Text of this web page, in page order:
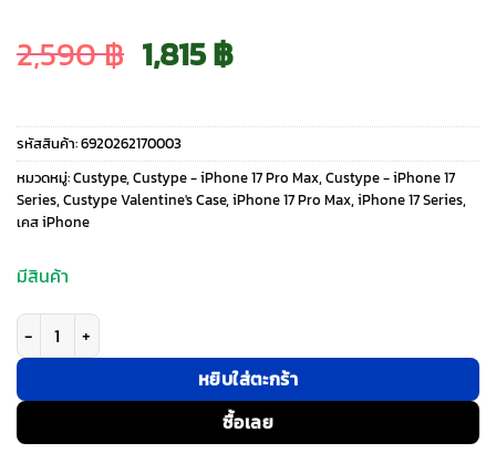
2,590฿ Original
price
was:
1,815฿Current
price
is:
รหัสสินค้า:6920262170003
หมวดหมู่:Custype, Custype - iPhone 17 Pro Max, Custype - iPhone 17
Series, Custype Valentine's Case, iPhone 17 Pro Max, iPhone 17 Series,
เคส iPhone
มีสินค้า
จำนวน Custype รุ่น Lychee Pattern Leather with Pouch & Silk Scarf
หยิบใส่ตะกร้า
ซื้อเลย